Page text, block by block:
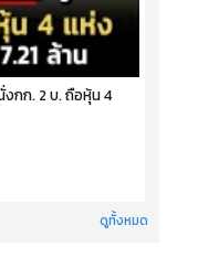
กก. 2 บ. ถือหุ้น 4
ดูทั้งหมด